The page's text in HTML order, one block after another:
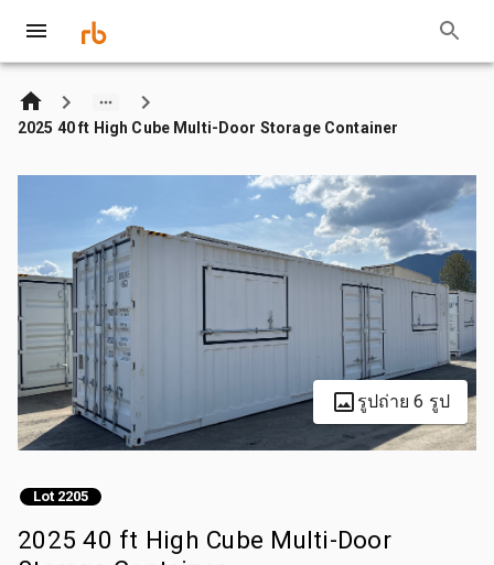
2025 40 ft High Cube Multi-Door Storage Container
รูปถ่าย 6 รูป
Lot 2205
2025 40 ft High Cube Multi-Door